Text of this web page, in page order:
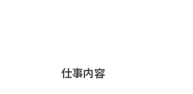
仕事内容